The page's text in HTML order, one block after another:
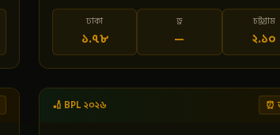
ঢাকা
১.৭৮
ড্র
—
চট্টগ্রাম
২.১০
🏏 BPL ২০২৬ ⏰